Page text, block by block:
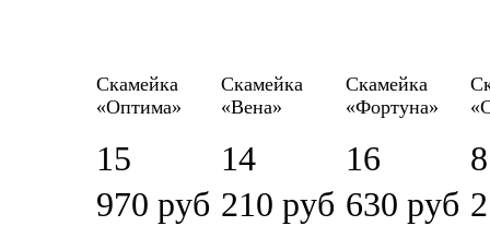
Скамейка
«Оптима»
15
970 руб
Скамейка
«Вена»
14
210 руб
Скамейка
«Фортуна»
16
630 руб
8